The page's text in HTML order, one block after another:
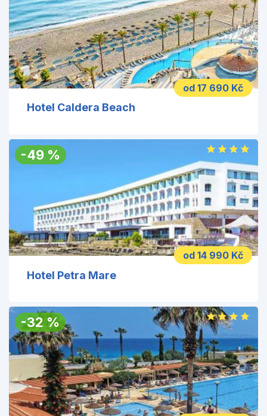
od 17 690 Kč
Hotel Caldera Beach
od 14 990 Kč
-49 %
Hotel Petra Mare
-32%